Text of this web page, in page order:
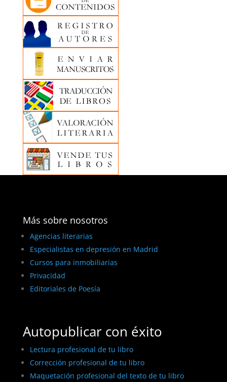
Más sobre nosotros
Agencias literarias
Especialistas en depresión en Madrid
Cursos para inmobiliarias
Privacidad
Editoriales de Poesía
Autopublicar con éxito
Lectura profesional de tu libro
Corrección profesional de tu libro
Maquetación profesional del texto de tu libro